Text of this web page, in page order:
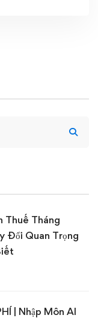
Thuế Tháng
Đổi Quan Trọng
| Nhập Môn AI